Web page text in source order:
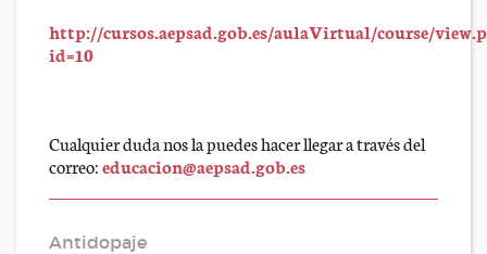
http://cursos.aepsad.gob.es/aulaVirtual/course/
id=10
Cualquier duda nos la puedes hacer llegar a través del
correo:educacion@aepsad.gob.es
Antidopaje